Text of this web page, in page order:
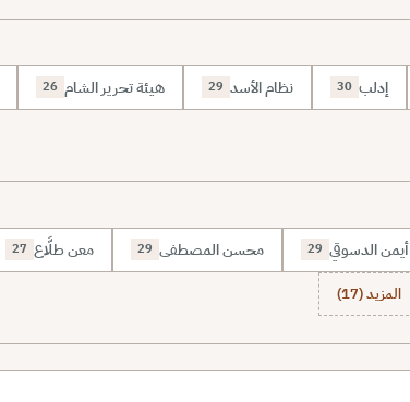
إدلب 30 نظام الأسد 29 هيئة تحرير الشام 26
أيمن الدسوقي 29 محسن المصطفى 29 معن طلَّاع 27
المزيد (17)